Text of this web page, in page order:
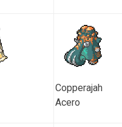
Copperajah
Acero